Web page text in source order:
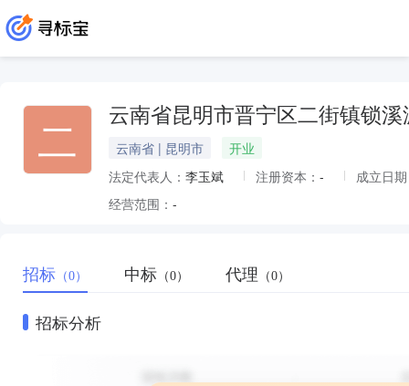
二 云南省昆明市晋宁区二街镇锁
云南省 | 昆明市
开业
法定代表人： 李玉斌 注册资本： -
成立日
经营范围： -
招标 （0） 中标 （0） 代理 （0）
招标分析